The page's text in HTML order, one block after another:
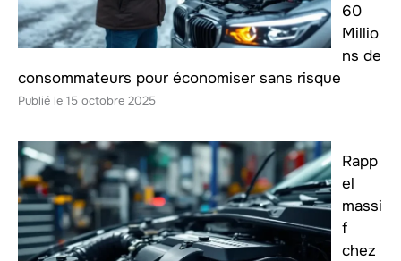
60
Millio
ns de
consommateurs pour économiser sans risque
15 octobre 2025
Rapp
el
massi
f
chez